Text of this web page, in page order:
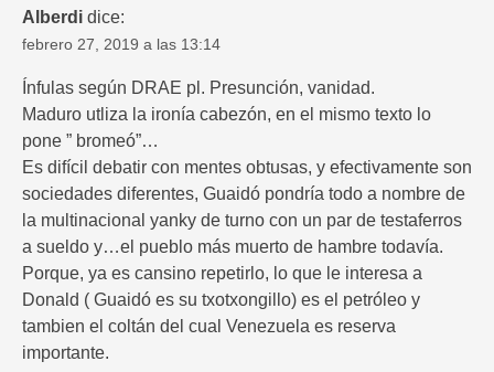
Alberdi dice:
febrero 27, 2019 a las 13:14
Ínfulas según DRAE pl. Presunción, vanidad.
Maduro utliza la ironía cabezón, en el mismo texto lo
pone ” bromeó”…
Es difícil debatir con mentes obtusas, y efectivamente son
sociedades diferentes, Guaidó pondría todo a nombre de
la multinacional yanky de turno con un par de testaferros
a sueldo y…el pueblo más muerto de hambre todavía.
Porque, ya es cansino repetirlo, lo que le interesa a
Donald ( Guaidó es su txotxongillo) es el petróleo y
tambien el coltán del cual Venezuela es reserva
importante.